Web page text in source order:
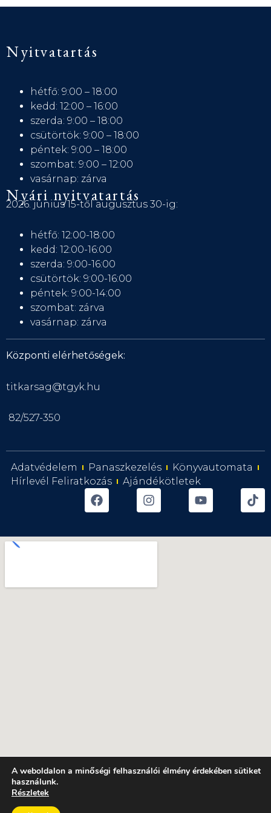
Nyitvatartás
hétfő: 9:00 – 18:00
kedd: 12:00 – 16:00
szerda: 9:00 – 18:00
csütörtök: 9:00 – 18:00
péntek: 9:00 – 18:00
szombat: 9:00 – 12:00
vasárnap: zárva
Nyári nyitvatartás
2026. június 15-től augusztus 30-ig:
hétfő: 12:00-18:00
kedd: 12:00-16:00
szerda: 9:00-16:00
csütörtök: 9:00-16:00
péntek: 9:00-14:00
szombat: zárva
vasárnap: zárva
Központi elérhetőségek:
titkarsag@tgyk.hu
82/527-350
Adatvédelem Panaszkezelés
Könyvautomata
Hírlevél Feliratkozás
Ajándékötletek
A weboldalon a minőségi felhasználói élmény érdekében sütiket
használunk.
Részletek